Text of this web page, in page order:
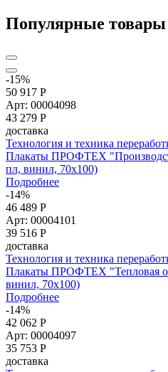
Популярные товары
-15%
50 917 Р
Арт: 00004098
43 279 Р
доставка
Технология и техника
Плакаты ПРОФТЕХ
пл, винил, 70х100)
Подробнее
-14%
46 489 Р
Арт: 00004101
39 516 Р
доставка
Технология и техника
Плакаты ПРОФТЕХ "Тепловая
винил, 70х100)
Подробнее
-14%
42 062 Р
Арт: 00004097
35 753 Р
доставка